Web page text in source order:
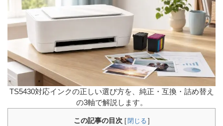
TS5430対応インクの正しい選び方を、純正・互換・詰め替え
の3軸で解説します。
この記事の目次 [ 閉じる ]